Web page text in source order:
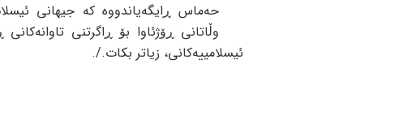
حەماس ڕایگەیاندووە کە جیهانی
وڵاتانی ڕۆژئاوا بۆ ڕاگرتنی
ئیسلامییەکانی، زیاتر بکات./.